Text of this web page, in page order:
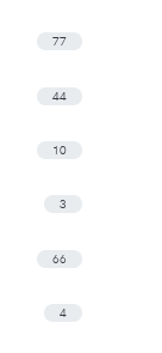
77
44
10
3
66
4